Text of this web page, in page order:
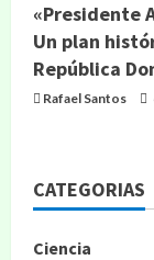
«Presidente
Un plan
República
Rafael Santos
CATEGORIAS
Ciencia